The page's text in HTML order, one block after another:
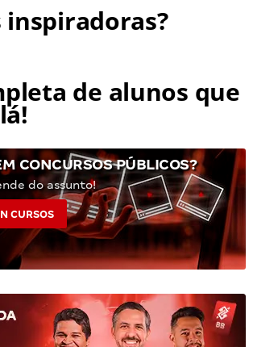
de alunos que
CONCURSOS PÚBLICOS?
do assunto!
CURSOS